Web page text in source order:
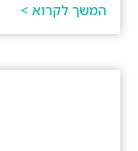
המשך לקרוא >